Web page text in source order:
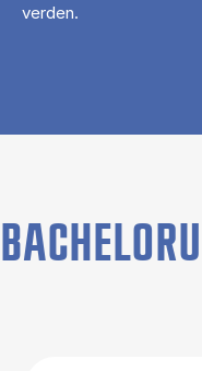
verden.